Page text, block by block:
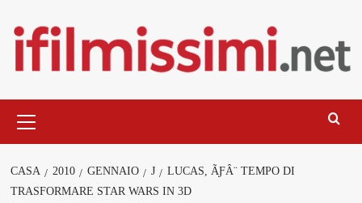
contenuto
principale
CASA 2010 GENNAIO J
LUCAS, ÃƑÂ¨ TEMPO DI
TRASFORMARE STAR WARS IN 3D